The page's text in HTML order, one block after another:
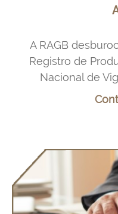
A RAGB
Registro de
Nacional de